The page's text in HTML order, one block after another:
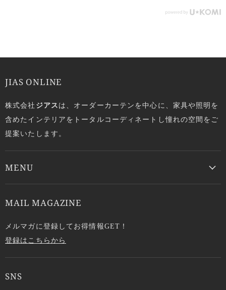
JIAS ONLINE
株式会社 ジアスは、オーダーカーテンを中心に、家具や照明を
含めたインテリアをトータルコーディネートし憧れの空間をご
提案いたします。
MENU
MAIL MAGAZINE
メルマガに登録してお得情報GET！
登録はこちらから
SNS